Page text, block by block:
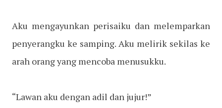
Aku mengayunkan perisaiku dan melemparkan
penyerangku ke samping. Aku melirik sekilas ke
arah orang yang mencoba menusukku.
“Lawan aku dengan adil dan jujur!”